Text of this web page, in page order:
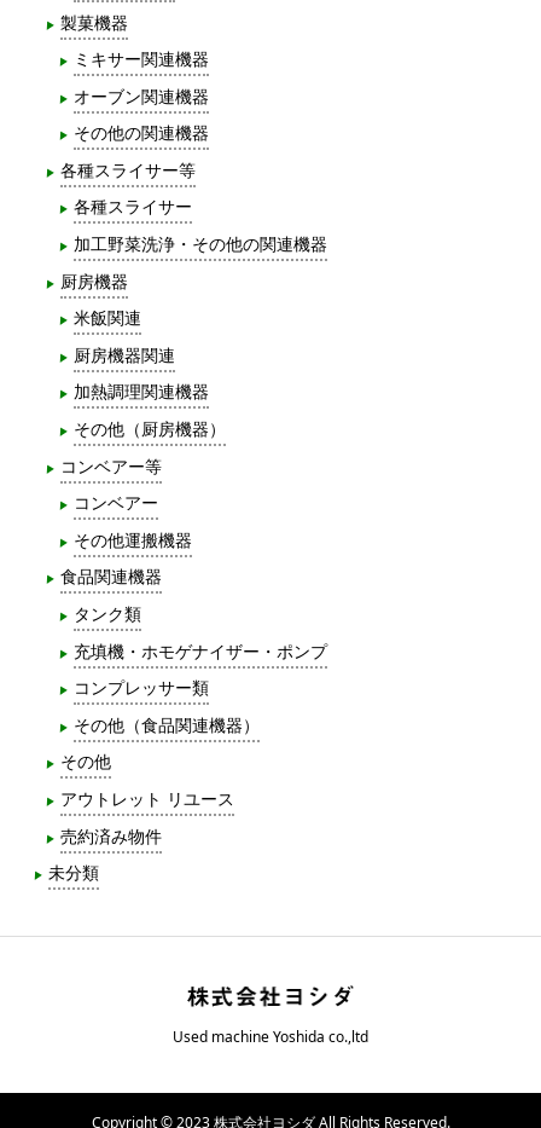
製菓機器
ミキサー関連機器
オーブン関連機器
その他の関連機器
各種スライサー等
各種スライサー
加工野菜洗浄・その他の関連機器
厨房機器
米飯関連
厨房機器関連
加熱調理関連機器
その他（厨房機器）
コンベアー等
コンベアー
その他運搬機器
食品関連機器
タンク類
充填機・ホモゲナイザー・ポンプ
コンプレッサー類
その他（食品関連機器）
その他
アウトレット リユース
売約済み物件
未分類
Used machine Yoshida co.,ltd
Copyright © 2023 株式会社ヨシダ All Rights Reserved.